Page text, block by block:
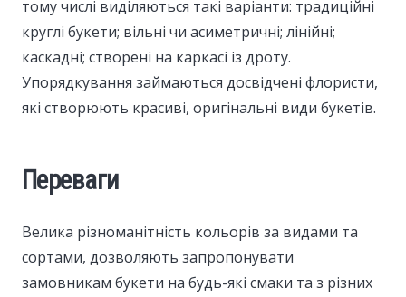
тому числі виділяються такі варіанти: традиційні
круглі букети; вільні чи асиметричні; лінійні;
каскадні; створені на каркасі із дроту.
Упорядкування займаються досвідчені флористи,
які створюють красиві, оригінальні види букетів.
Переваги
Велика різноманітність кольорів за видами та
сортами, дозволяють запропонувати
замовникам букети на будь-які смаки та з різних